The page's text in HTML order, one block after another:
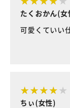
たくおかん(女
可愛くていい
ちぃ(女性)